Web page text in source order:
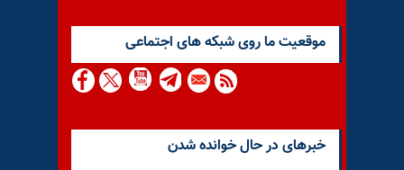
موقعيت ما روى شبكه هاى اجتماعى
خبرهای در حال خوانده شدن